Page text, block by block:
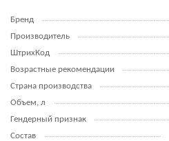
Бренд
Производитель
ШтрихКод
Возрастные рекомендации
Страна производства
Объем, л
Гендерный признак
Состав